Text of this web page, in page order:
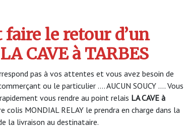
le retour d’un
CAVE à TARBES
pas à vos attentes et vous avez besoin de
ou le particulier …. AUCUN SOUCY …. Vous
vous rendre au point relais LA CAVE à
colis MONDIAL RELAY le prendra en charge dans la
la livraison au destinataire.